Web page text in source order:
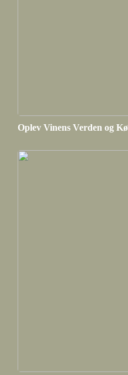
Oplev Vinens Verden og